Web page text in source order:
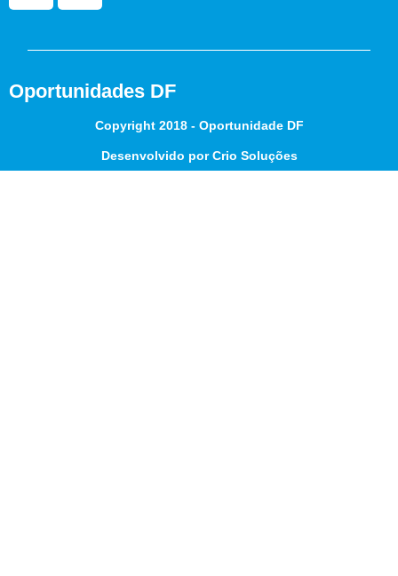
Oportunidades DF
Copyright 2018 - Oportunidade DF
Desenvolvido por Crio Soluções